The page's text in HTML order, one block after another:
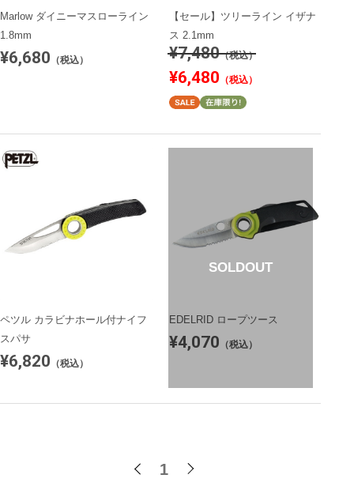
Marlow ダイニーマスローライン
1.8mm
¥6,680 （税込）
【セール】ツリーライン イザナ
ス 2.1mm
¥7,480（税込）
¥6,480 （税込）
ペツル カラビナホール付ナイフ
スパサ
¥6,820 （税込）
SOLDOUT
EDELRID ロープツース
¥4,070 （税込）
1